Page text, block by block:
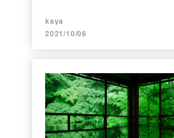
kaya
2021/10/06